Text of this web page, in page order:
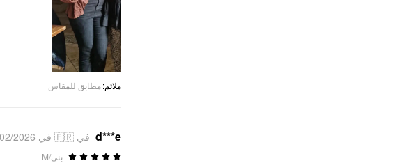
ملائم:مطابق للمقاس
d***e في 🇫🇷 في 06/02/2026
بني/M